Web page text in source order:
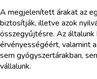
A megjelenített árakat az
biztosítják, illetve azok
összegyűjtésre. Az
érvényességéért, valamint
sem gyógyszertárakban,
vállalunk.